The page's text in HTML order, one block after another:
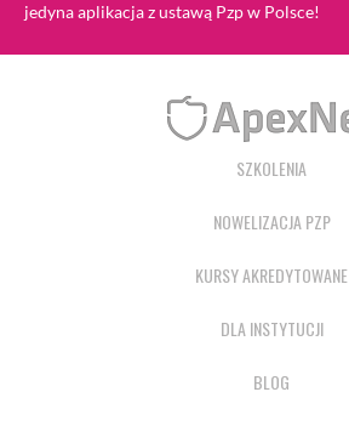
jedyna aplikacja z ustawą Pzp w Polsce!
SZKOLENIA
NOWELIZACJA PZP
KURSY AKREDYTOWANE
DLA INSTYTUCJI
BLOG